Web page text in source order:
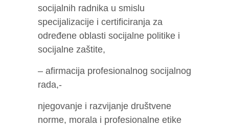
socijalnih radnika u smislu
specijalizacije i certificiranja za
određene oblasti socijalne politike i
socijalne zaštite,
– afirmacija profesionalnog socijalnog
rada,-
njegovanje i razvijanje društvene
norme, morala i profesionalne etike